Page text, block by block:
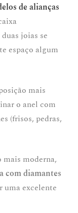
de alianças
joias se
espaço algum
mais
o anel com
(frisos, pedras,
mais moderna,
com diamantes
uma excelente